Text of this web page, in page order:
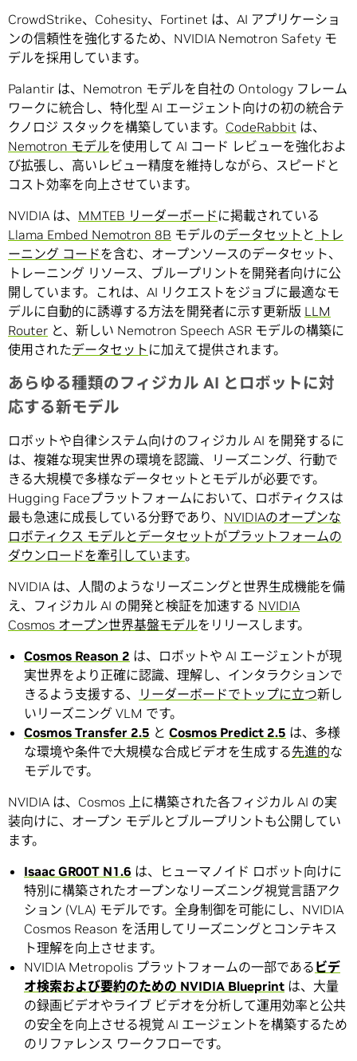
CrowdStrike、Cohesity、Fortinet は、AI アプリケーショ
ンの信頼性を強化するため、NVIDIA Nemotron Safety モ
デルを採用しています。
Palantir は、Nemotron モデルを自社の Ontology フレーム
ワークに統合し、特化型 AI エージェント向けの初の統合テ
クノロジ スタックを構築しています。 CodeRabbit は、
Nemotron モデルを使用して AI コード レビューを強化およ
び拡張し、高いレビュー精度を維持しながら、スピードと
コスト効率を向上させています。
NVIDIA は、 MMTEB リーダーボード に掲載されている
Llama Embed Nemotron 8B モデルのデータセット と トレ
ーニング コードを含む、オープンソースのデータセット、
トレーニング リソース、ブループリントを開発者向けに公
開しています。これは、AI リクエストをジョブに最適なモ
デルに自動的に誘導する方法を開発者に示す更新版 LLM
Router と、新しい Nemotron Speech ASR モデルの構築に
使用されたデータセット に加えて提供されます。
あらゆる種類のフィジカル AI とロボットに対
応する新モデル
ロボットや自律システム向けのフィジカル AI を開発するに
は、複雑な現実世界の環境を認識、リーズニング、行動で
きる大規模で多様なデータセットとモデルが必要です。
Hugging Faceプラットフォームにおいて、ロボティクスは
最も急速に成長している分野であり、 NVIDIAのオープンな
ロボティクス モデルとデータセットがプラットフォームの
ダウンロードを牽引しています。
NVIDIA は、人間のようなリーズニングと世界生成機能を備
え、フィジカル AI の開発と検証を加速する NVIDIA
Cosmos オープン世界基盤モデルをリリースします。
Cosmos Reason 2 は、ロボットや AI エージェントが現
実世界をより正確に認識、理解し、インタラクションで
きるよう支援する、
リーダーボードでトップに立つ新し
いリーズニング VLM です。
Cosmos Transfer 2.5 と Cosmos Predict 2.5 は、多様
な環境や条件で大規模な合成ビデオを生成する先進的な
モデルです。
NVIDIA は、Cosmos 上に構築された各フィジカル AI の実
装向けに、オープン モデルとブループリントも公開してい
ます。
Isaac GR00T N1.6 は、ヒューマノイド ロボット向けに
特別に構築されたオープンなリーズニング視覚言語アク
ション (VLA) モデルです。全身制御を可能にし、NVIDIA
Cosmos Reason を活用してリーズニングとコンテキス
ト理解を向上させます。
NVIDIA Metropolis プラットフォームの一部である ビデ
オ検索および要約のための NVIDIA Blueprint は、大量
の録画ビデオやライブ ビデオを分析して運用効率と公共
の安全を向上させる視覚 AI エージェントを構築するため
のリファレンス ワークフローです。